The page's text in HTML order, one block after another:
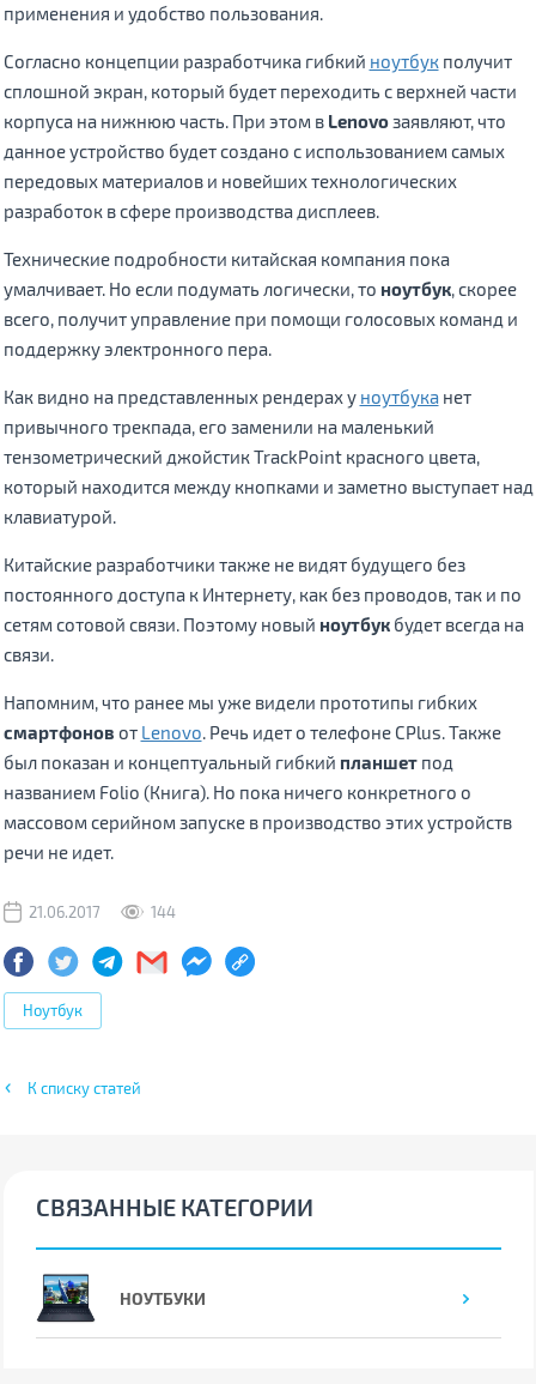
применения и удобство пользования.
Согласно концепции разработчика гибкий ноутбукполучит
сплошной экран, который будет переходить с верхней части
корпуса на нижнюю часть. При этом в Lenovoзаявляют, что
данное устройство будет создано с использованием самых
передовых материалов и новейших технологических
разработок в сфере производства дисплеев.
Технические подробности китайская компания пока
умалчивает. Но если подумать логически, то ноутбук, скорее
всего, получит управление при помощи голосовых команд и
поддержку электронного пера.
Как видно на представленных рендерах у ноутбуканет
привычного трекпада, его заменили на маленький
тензометрический джойстик TrackPoint красного цвета,
который находится между кнопками и заметно выступает над
клавиатурой.
Китайские разработчики также не видят будущего без
постоянного доступа к Интернету, как без проводов, так и по
сетям сотовой связи. Поэтому новый ноутбукбудет всегда на
связи.
Напомним, что ранее мы уже видели прототипы гибких
смартфонов от Lenovo. Речь идет о телефоне CPlus. Также
был показан и концептуальный гибкий планшетпод
названием Folio (Книга). Но пока ничего конкретного о
массовом серийном запуске в производство этих устройств
речи не идет.
21.06.2017 144
Ноутбук
К списку статей
СВЯЗАННЫЕ КАТЕГОРИИ
НОУТБУКИ